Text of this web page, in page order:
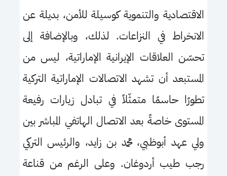
الاقتصادية والتنموية كوسيلة للأمن، بديلة عن
الانخراط في النزاعات. لذلك، وبالإضافة إلى
تحسّن العلاقات الإيرانية الإماراتية، ليس من
المستبعد أن تشهد الاتصالات الإماراتية التركية
تطورًا حاسمًا متمثّلاً في تبادل زيارات رفيعة
المستوى خاصةً بعد الاتصال الهاتفي المباشر بين
ولي عهد أبوظبي، محمد بن زايد، والرئيس التركي
رجب طيب أردوغان. وعلى الرغم من قناعة